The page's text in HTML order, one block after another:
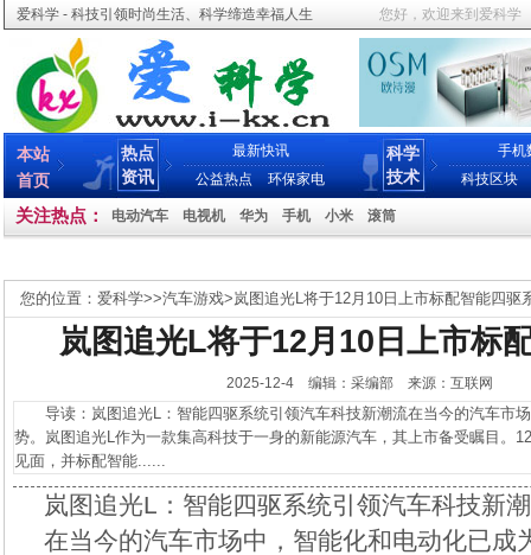
爱科学 - 科技引领时尚生活、科学缔造幸福人生 您好，欢迎来到爱科学
本站
首页
热点
资讯
最新快讯
公益热点
环保家电
科学
技术
手机
科技区块
关注热点： 电动汽车 电视机 华为 手机 小米 滚筒
您的位置： 爱科学>>汽车游戏>岚图追光L将于12月10日上市标配智能四驱
岚图追光L将于12月10日上市标
2025-12-4 编辑：采编部 来源：互联网
导读：岚图追光L：智能四驱系统引领汽车科技新潮流在当今的汽车市
势。岚图追光L作为一款集高科技于一身的新能源汽车，其上市备受瞩目。
见面，并标配智能......
岚图追光L：智能四驱系统引领汽车科技新
在当今的汽车市场中，智能化和电动化已成